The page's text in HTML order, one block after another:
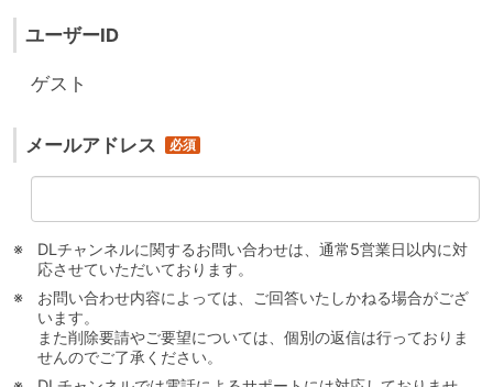
ユーザーID
ゲスト
メールアドレス
DLチャンネルに関するお問い合わせは、通常5営業日以内に対
応させていただいております。
お問い合わせ内容によっては、ご回答いたしかねる場合がござ
います。
また削除要請やご要望については、個別の返信は行っておりま
せんのでご了承ください。